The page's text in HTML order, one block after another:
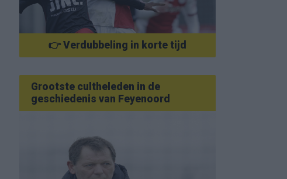
👉 Verdubbeling in korte tijd
Grootste cultheleden in de
geschiedenis van Feyenoord